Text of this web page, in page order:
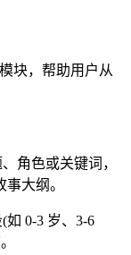
块，帮助用户从
角色或关键词，
大纲。
0-3 岁、3-6